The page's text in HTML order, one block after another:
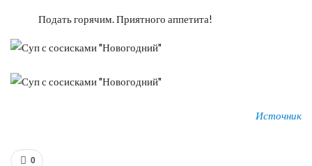
Подать горячим. Приятного аппетита!
Источник
0